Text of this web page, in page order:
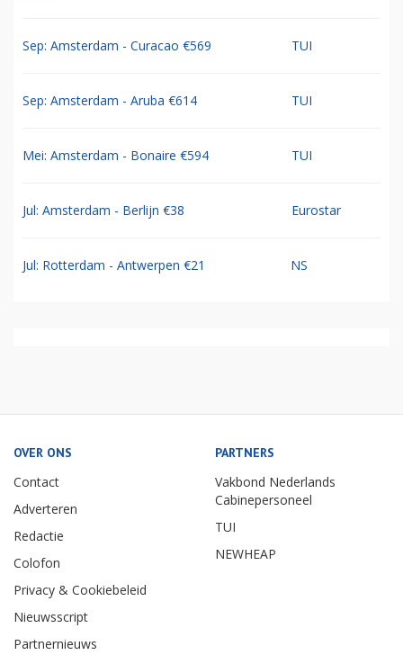
Sep: Amsterdam - Curacao €569 TUI
Sep: Amsterdam - Aruba €614 TUI
Mei: Amsterdam - Bonaire €594 TUI
Jul: Amsterdam - Berlijn €38 Eurostar
Jul: Rotterdam - Antwerpen €21 NS
OVER ONS
Contact
Adverteren
Redactie
Colofon
Privacy & Cookiebeleid
Nieuwsscript
Partnernieuws
PARTNERS
Vakbond Nederlands
Cabinepersoneel
TUI
NEWHEAP